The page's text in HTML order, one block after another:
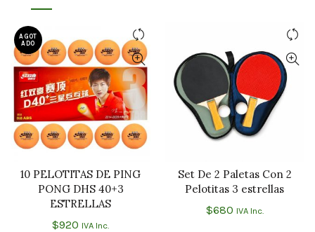
AGOT
ADO
LEER MÁS
10 PELOTITAS DE PING
PONG DHS 40+3
ESTRELLAS
$920 IVA Inc.
AÑADIR AL CARRITO
Set De 2 Paletas Con 2
Pelotitas 3 estrellas
$680 IVA Inc.